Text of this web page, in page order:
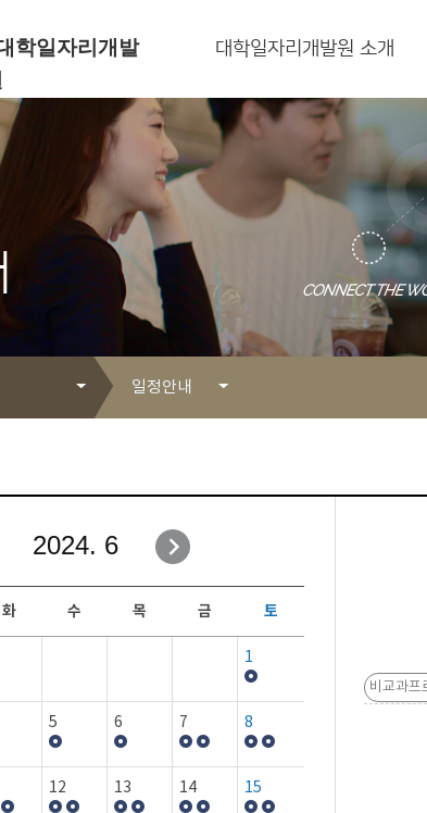
학일자리개발
발원
대학일자리개발원 소개
과
센터
사업단
일정안내
자유게시판
일정안내
보도자료
행사갤러리
2024. 6
화 수 목 금 토
1
5 6 7 8
12 13 14 15
비교과프